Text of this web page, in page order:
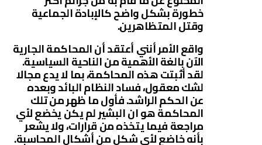
خطورة بشكل واضح كالإبادة الجماعية
وقتل المتظاهرين.
واقع الأمر أنني أعتقد أن المحاكمة الجارية
الآن بالغة الأهمية من الناحية السياسية.
لقد أثبتت هذه المحاكمة، بما لا يدع مجالا
لشك معقول، فساد النظام البائد وبعده
عن الحكم الراشد. فأول ما ظهر من تلك
المحاكمة هو ان البشير لم يكن يخضع لأي
مراجعة فيما يتخذه من قرارات، ولا يشعر
بأنه خاضع لأي شكل من أشكال المحاسبة.